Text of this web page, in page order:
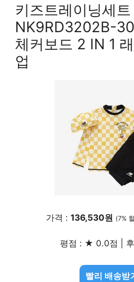
키즈트레이닝세
NK9RD3202B-
체커보드 2 IN 1
업
가격 : 136,530원 (7%
평점 : ★ 0.0점 |
빨리 배송받